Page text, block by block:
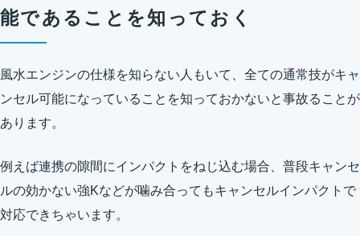
能であることを知っておく
風水エンジンの仕様を知らない人もいて、全ての通常技がキャ
ンセル可能になっていることを知っておかないと事故ることが
あります。
例えば連携の隙間にインパクトをねじ込む場合、普段キャンセ
ルの効かない強Kなどが噛み合ってもキャンセルインパクトで
対応できちゃいます。